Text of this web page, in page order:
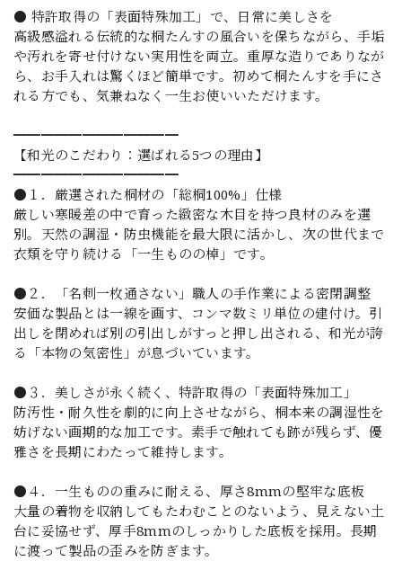
● 特許取得の「表面特殊加工」で、日常に美しさを
高級感溢れる伝統的な桐たんすの風合いを保ちながら、手垢
や汚れを寄せ付けない実用性を両立。重厚な造りでありなが
ら、お手入れは驚くほど簡単です。初めて桐たんすを手にさ
れる方でも、気兼ねなく一生お使いいただけます。
━━━━━━━━━━━━
【和光のこだわり：選ばれる5つの理由】
━━━━━━━━━━━━
●１．厳選された桐材の「総桐100%」仕様
厳しい寒暖差の中で育った緻密な木目を持つ良材のみを選
別。天然の調湿・防虫機能を最大限に活かし、次の世代まで
衣類を守り続ける「一生ものの棹」です。
●２．「名刺一枚通さない」職人の手作業による密閉調整
安価な製品とは一線を画す、コンマ数ミリ単位の建付け。引
出しを閉めれば別の引出しがすっと押し出される、和光が誇
る「本物の気密性」が息づいています。
●３．美しさが永く続く、特許取得の「表面特殊加工」
防汚性・耐久性を劇的に向上させながら、桐本来の調湿性を
妨げない画期的な加工です。素手で触れても跡が残らず、優
雅さを長期にわたって維持します。
●４．一生ものの重みに耐える、厚さ8mmの堅牢な底板
大量の着物を収納してもたわむことのないよう、見えない土
台に妥協せず、厚手8mmのしっかりした底板を採用。長期
に渡って製品の歪みを防ぎます。